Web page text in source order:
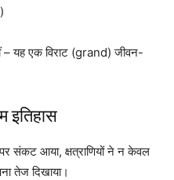
– यह एक विराट (grand) जीवन-
इतिहास
संकट आया, क्षत्राणियों ने न केवल
तेज दिखाया।